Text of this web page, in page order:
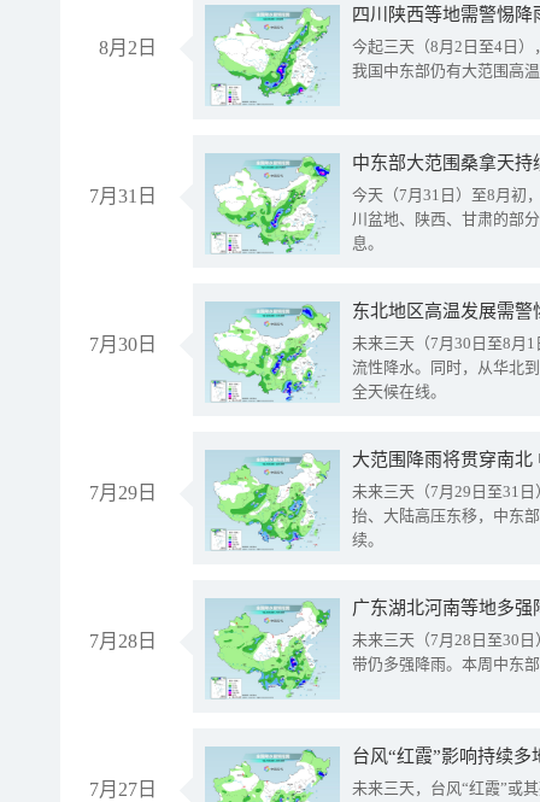
8月2日
今起三天（8月2日至4日
我国中东部仍有大范围高
7月31日
中东部大范围桑拿天
今天（7月31日）至8月初
川盆地、陕西、甘肃的部
息。
7月30日
东北地区高温发展需
未来三天（7月30日至8月
流性降水。同时，从华北
全天候在线。
7月29日
大范围降雨将贯穿南
未来三天（7月29日至31
抬、大陆高压东移，中东
续。
7月28日
广东湖北河南等地多
未来三天（7月28日至30
带仍多强降雨。本周中东
7月27日
台风“红霞”影响持续
未来三天，台风“红霞”或